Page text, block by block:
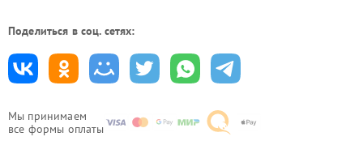
Мы принимаем
все формы оплаты
Поделиться в соц. сетях: